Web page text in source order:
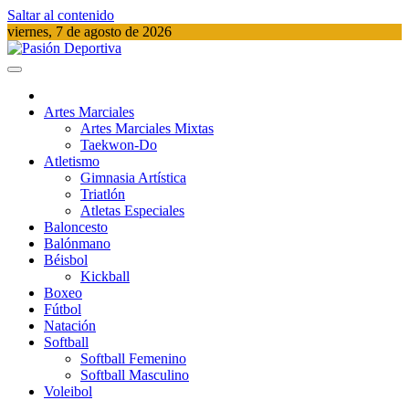
Saltar al contenido
viernes, 7 de agosto de 2026
Artes Marciales
Artes Marciales Mixtas
Taekwon-Do
Atletismo
Gimnasia Artística
Triatlón​
Atletas Especiales
Baloncesto
Balónmano
Béisbol
Kickball​
Boxeo
Fútbol
Natación​
Softball​
Softball​ Femenino
Softball​ Masculino
Voleibol​